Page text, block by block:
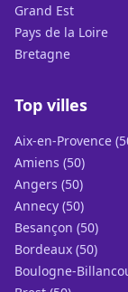
Grand Est
Pays de la Loire
Bretagne
Top villes
Aix-en-Provence
Amiens (50)
Angers (50)
Annecy (50)
Besançon (50)
Bordeaux (50)
Boulogne-